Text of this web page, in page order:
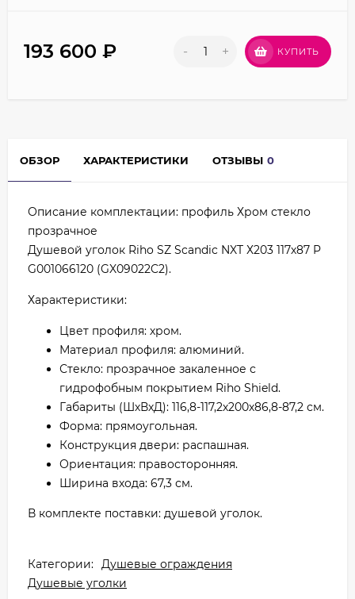
193 600 ₽ - + КУПИТЬ
ОБЗОР ХАРАКТЕРИСТИКИ ОТЗЫВЫ 0
Описание комплектации: профиль Хром стекло
прозрачное
Душевой уголок Riho SZ Scandic NXT Х203 117х87 P
G001066120 (GX09022C2).
Характеристики:
Цвет профиля: хром.
Материал профиля: алюминий.
Стекло: прозрачное закаленное с
гидрофобным покрытием Riho Shield.
Габариты (ШхВхД): 116,8-117,2х200х86,8-87,2 см.
Форма: прямоугольная.
Конструкция двери: распашная.
Ориентация: правосторонняя.
Ширина входа: 67,3 см.
В комплекте поставки: душевой уголок.
Категории: Душевые ограждения
Душевые уголки